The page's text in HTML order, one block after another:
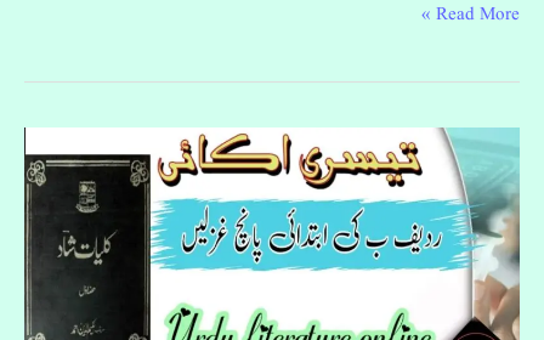
Read More »
Kulliyat-
e-
Shaad
radeef
BA
ki